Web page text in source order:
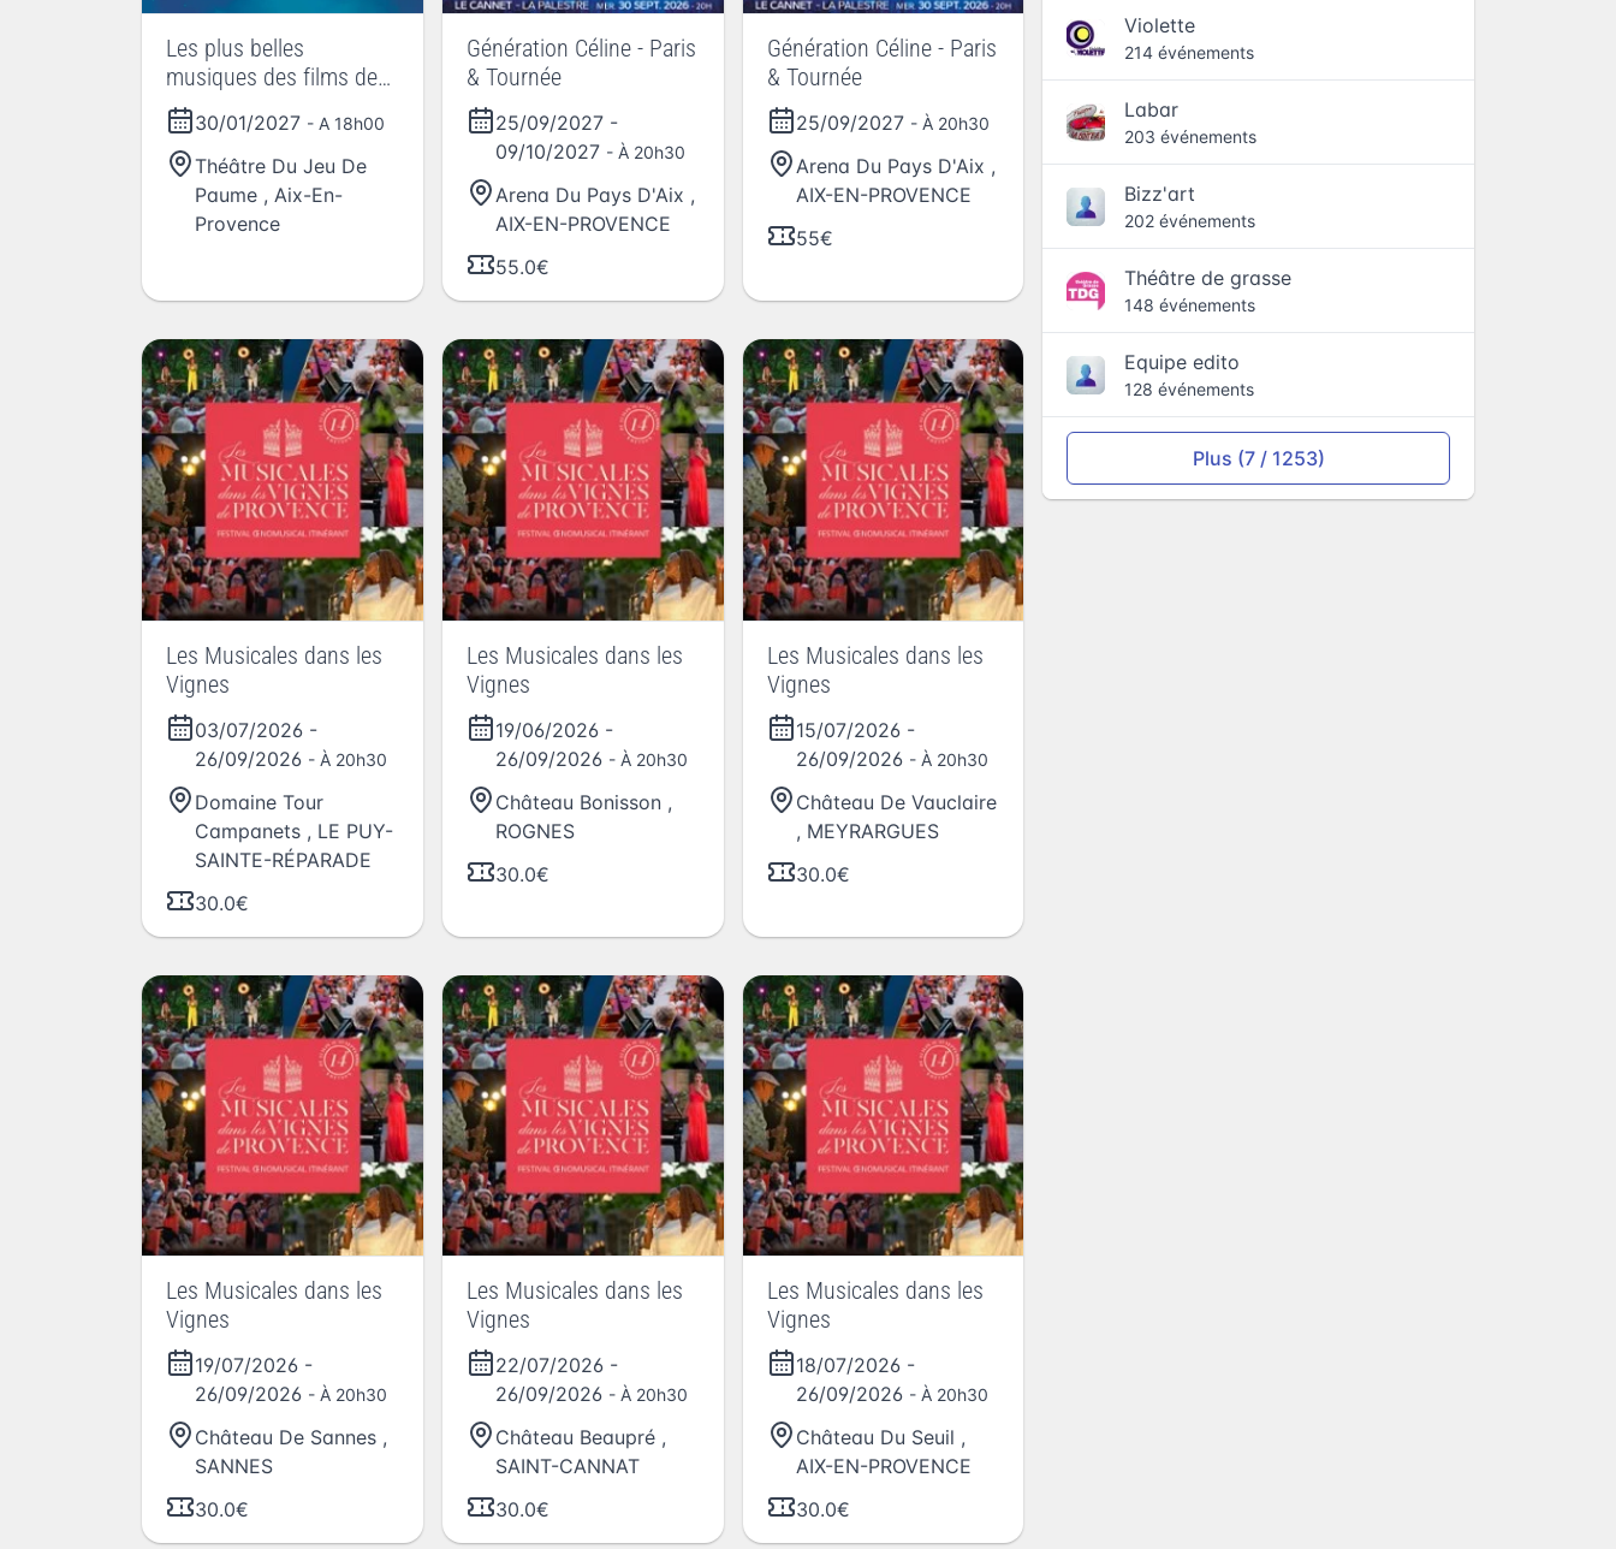
Les plus belles
musiques des films de
Miyazaki
30/01/2027 - A 18h00
Théâtre Du Jeu De
Paume , Aix-En-
Provence
Génération Céline - Paris
& Tournée
25/09/2027 -
09/10/2027 - À 20h30
Arena Du Pays D'Aix ,
AIX-EN-PROVENCE
55.0€
Génération Céline - Paris
& Tournée
25/09/2027 - À 20h30
Arena Du Pays D'Aix ,
AIX-EN-PROVENCE
55€
Les Musicales dans les
Vignes
03/07/2026 -
26/09/2026 - À 20h30
Domaine Tour
Campanets , LE PUY-
SAINTE-RÉPARADE
30.0€
Les Musicales dans les
Vignes
19/06/2026 -
26/09/2026 - À 20h30
Château Bonisson ,
ROGNES
30.0€
Les Musicales dans les
Vignes
15/07/2026 -
26/09/2026 - À 20h30
Château De Vauclaire
, MEYRARGUES
30.0€
Les Musicales dans les
Vignes
19/07/2026 -
26/09/2026 - À 20h30
Château De Sannes ,
SANNES
30.0€
Les Musicales dans les
Vignes
22/07/2026 -
26/09/2026 - À 20h30
Château Beaupré ,
SAINT-CANNAT
30.0€
Les Musicales dans les
Vignes
18/07/2026 -
26/09/2026 - À 20h30
Château Du Seuil ,
AIX-EN-PROVENCE
30.0€
Violette
214 événements
Labar
203 événements
Bizz'art
202 événements
Théâtre de grasse
148 événements
Equipe edito
128 événements
Plus (7 / 1253)